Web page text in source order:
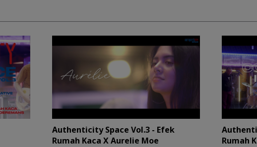
Authenticity Space Vol.3 - Efek
Rumah Kaca X Aurelie Moe
Rumah